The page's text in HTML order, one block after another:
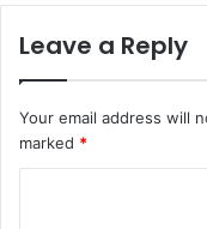
Leave a Reply
Your email address will
marked *